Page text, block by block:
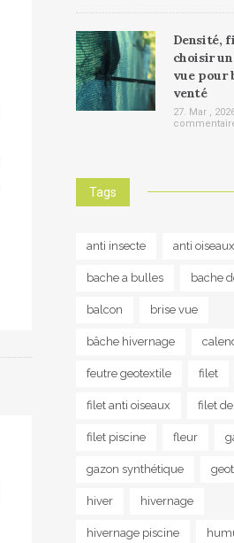
Densité,
choisir
vue pour
venté
27. Mar ,
Tags
anti insecte anti oiseaux
bache a bulles bache
balcon brise vue
bâche hivernage
feutre geotextile filet
filet anti oiseaux filet
filet piscine fleur
gazon synthétique
hiver hivernage
hivernage piscine